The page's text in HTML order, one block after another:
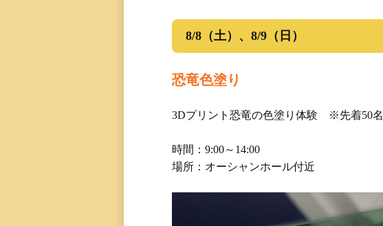
8/8（土）、8/9（日）
恐竜色塗り
3Dプリント恐竜の色塗り体験 ※先着50名
時間：9:00～14:00
場所：オーシャンホール付近